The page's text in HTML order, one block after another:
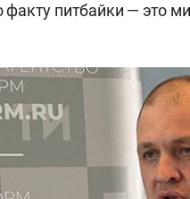
факту питбайки — это